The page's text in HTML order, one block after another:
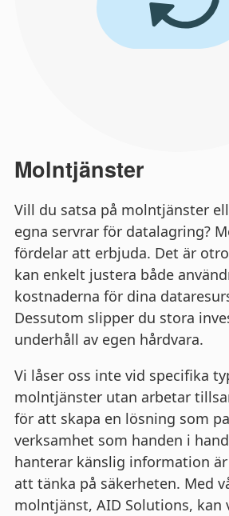
Molntjänster
Vill du satsa på molntjänster
egna servrar för datalagring?
fördelar att erbjuda. Det är
kan enkelt justera både
kostnaderna för dina
Dessutom slipper du stora
underhåll av egen hårdvara.
Vi låser oss inte vid specifika
molntjänster utan arbetar
för att skapa en lösning som
verksamhet som handen i
hanterar känslig information
att tänka på säkerheten. Med
molntjänst, AID Solutions, kan